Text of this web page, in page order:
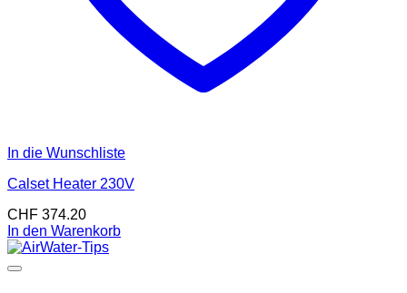
In die Wunschliste
Calset Heater 230V
CHF 374.20
In den Warenkorb